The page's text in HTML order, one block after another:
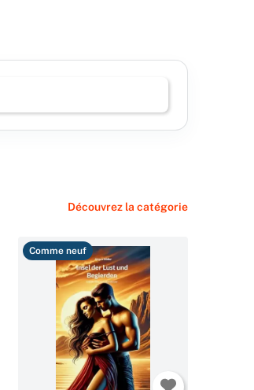
Découvrez la catégorie
Comme neuf